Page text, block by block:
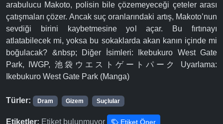
arabulucu Makoto, polisin bile çözemeyeceği çeteler arası
çatışmaları çözer. Ancak suç oranlarındaki artış, Makoto’nun
sevdiği birini kaybetmesine yol açar. Bu fırtınayı
atlatabilecek mi, yoksa bu sokaklarda akan kanın içinde mi
boğulacak? &nbsp; Diğer İsimleri: Ikebukuro West Gate
Park, IWGP, 池袋ウエストゲートパーク Uyarlama:
Ikebukuro West Gate Park (Manga)
Türler: Dram Gizem Suçlular
Etiketler: Etiket bulunmuyor Etiket Öner